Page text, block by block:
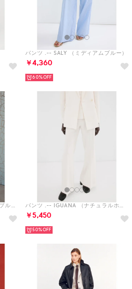
パンツ .-- SALY （ミディアムブルー）
￥4,360
60%
パンツ .-- TRILUSSA （パステルブルー） パンツ .-- IGUANA （ナチュラルホワイト）
￥5,450
50%